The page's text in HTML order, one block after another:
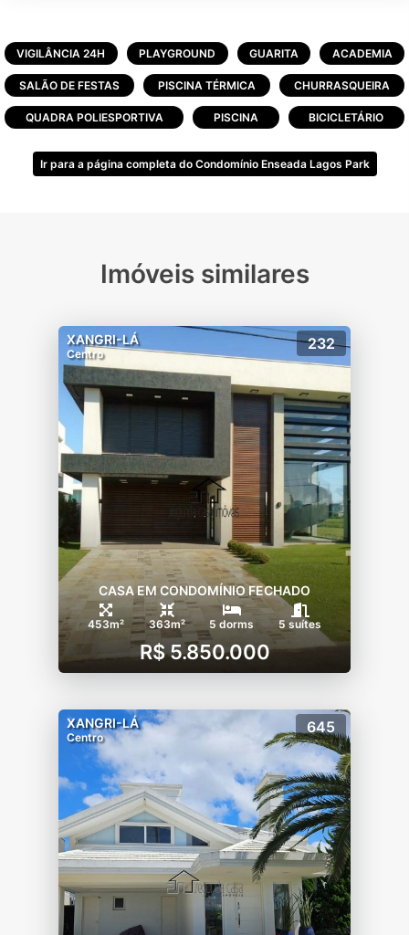
VIGILÂNCIA 24H PLAYGROUND GUARITA ACADEMIA
SALÃO DE FESTAS PISCINA TÉRMICA CHURRASQUEIRA
QUADRA POLIESPORTIVA PISCINA BICICLETÁRIO
Ir para a página completa do Condomínio Enseada Lagos Park
Imóveis similares
XANGRI-LÁ
Centro
232
CASA EM CONDOMÍNIO FECHADO
453m² 363m² 5 dorms 5 suítes
R$ 5.850.000
XANGRI-LÁ
Centro
645